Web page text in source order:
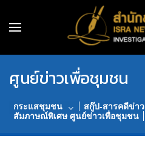
ศูนย์ข่าวเพื่อชุมชน
กระแสชุมชน สกู๊ป-สารคดีข่าว
สัมภาษณ์พิเศษ ศูนย์ข่าวเพื่อชุมชน